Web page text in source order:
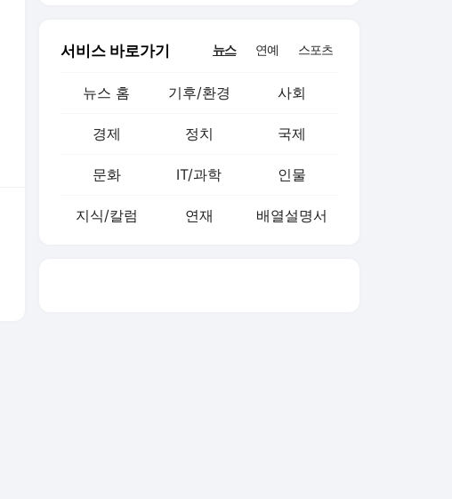
서비스 바로가기 뉴스 연예 스포츠
뉴스 홈 기후/환경 사회
경제 정치 국제
문화 IT/과학 인물
지식/칼럼 연재 배열설명서